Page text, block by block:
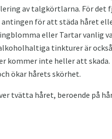
av talgkörtlarna. För det
för att städa håret
eller Tartar vanlig
tinkturer är
kommer inte heller att
ökar hårets skörhet.
tvätta håret, beroende på